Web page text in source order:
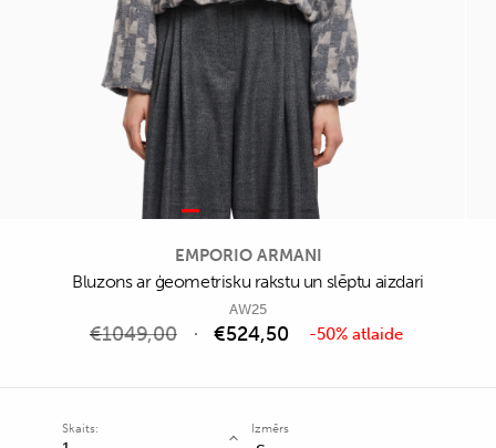
EMPORIO ARMANI
Bluzons ar ģeometrisku rakstu un slēptu aizdari
AW25
€1049,00 €524,50 -50% atlaide
Skaits: Izmērs